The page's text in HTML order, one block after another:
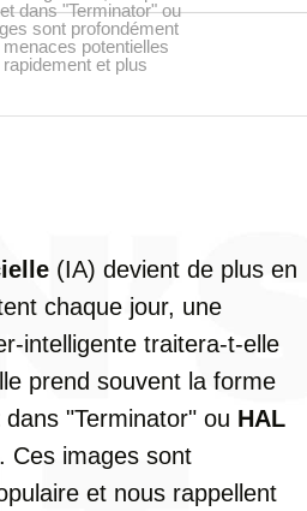
dans "Terminator" ou
sont profondément
potentielles
et plus
(IA) devient de plus en
chaque jour, une
intelligente traitera-t-elle
prend souvent la forme
dans "Terminator" ou HAL
Ces images sont
et nous rappellent